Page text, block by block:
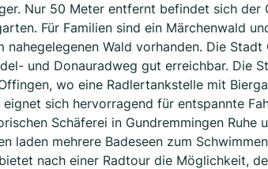
Nur 50 Meter entfernt befindet sich der
Für Familien sind ein Märchenwald
Wald vorhanden. Die
und Donauradweg gut erreichbar. Die
wo eine Radlertankstelle mit
sich hervorragend für entspannte
Schäferei in Gundremmingen Ruhe
laden mehrere Badeseen zum
nach einer Radtour die Möglichkeit,